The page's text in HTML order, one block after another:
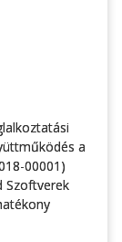
a
00001)
Szoftverek